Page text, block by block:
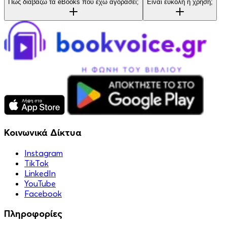
Πώς διαβάζω τα eBooks που έχω αγοράσει; Είναι εύκολη η χρήση;
Κοινωνικά Δίκτυα
Instagram
TikTok
LinkedIn
YouTube
Facebook
Πληροφορίες